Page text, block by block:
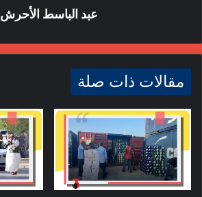
عبد الباسط الأحرش
مقالات ذات صلة